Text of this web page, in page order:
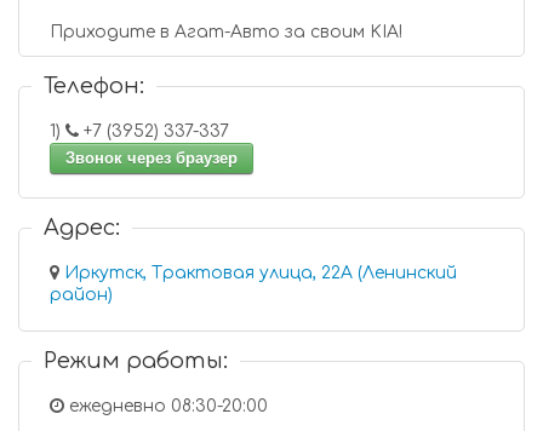
Приходите в Агат-Авто за своим KIA!
Телефон:
1)
+7 (3952) 337-337
Звонок через браузер
Адрес:
Иркутск, Трактовая улица, 22А (Ленинский
район)
Режим работы:
ежедневно 08:30-20:00